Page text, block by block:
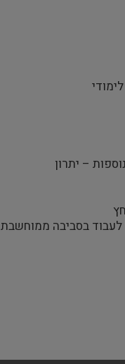
– יתרון
לעבוד בסביבה ממוחשבת